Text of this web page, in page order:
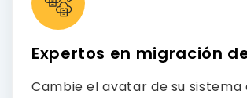
Expertos en migración
Cambie el avatar de su sistema